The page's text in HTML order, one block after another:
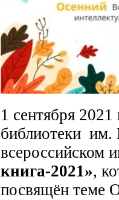
1 сентября
библиотеки им.
всероссийском
книга-2021»,
посвящён теме